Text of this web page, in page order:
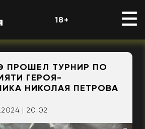
18+
ПРОШЕЛ ТУРНИР ПО
ГЕРОЯ-
НИКОЛАЯ ПЕТРОВА
| 20:02